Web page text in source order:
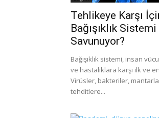
Tehlikeye Karşı
Bağışıklık
Savunuyor?
Bağışıklık sistemi, insan
ve hastalıklara karşı ilk ve
Virüsler, bakteriler,
tehditlere...